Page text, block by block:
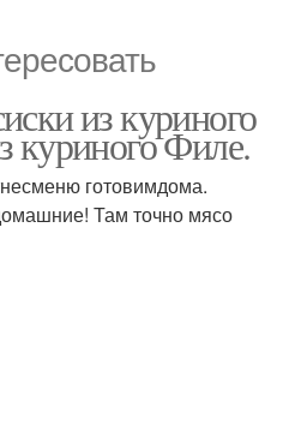
из куриного
куриного Филе.
готовимдома.
Там точно мясо